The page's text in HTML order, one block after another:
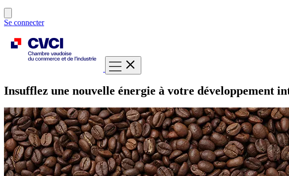
Se connecter
Insufflez une nouvelle énergie à votre développement